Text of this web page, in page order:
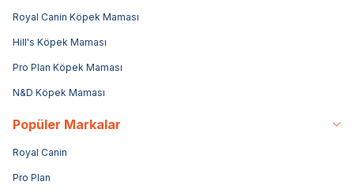
Royal Canin Köpek Maması
Hill's Köpek Maması
Pro Plan Köpek Maması
N&D Köpek Maması
Popüler Markalar
Royal Canin
Pro Plan